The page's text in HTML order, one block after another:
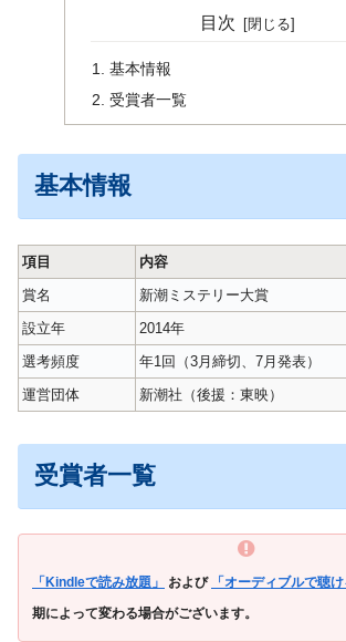
目次
基本情報
受賞者一覧
基本情報
項目
内容
賞名
新潮ミステリー大賞
設立年
2014年
選考頻度
年1回（3月締切、7月発表）
運営団体
新潮社（後援：東映）
受賞者一覧
「Kindleで読み放題」 および 「オーディブルで聴け
期によって変わる場合がございます。